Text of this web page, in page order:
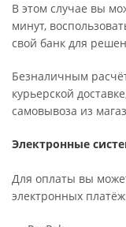
В этом случае вы
минут,
свой банк для
Безналичным
курьерской
самовывоза из
Электронные
Для оплаты вы
электронных